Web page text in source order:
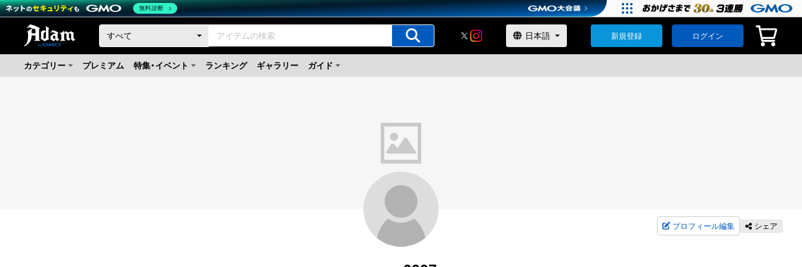
新規登録 ログイン
カテゴリー プレミアム 特集・イベント ランキング ギャラリー ガイド
プロフィール編集 シェア
無料診断